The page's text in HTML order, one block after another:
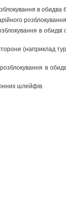
в обидва
в обидві
(наприклад
в
шлейфів.